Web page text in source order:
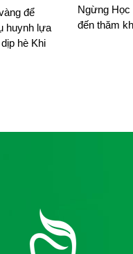
để
huynh lựa
hè Khi
Ngừng Học
đến thăm